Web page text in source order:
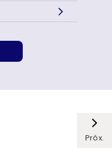
Próx.